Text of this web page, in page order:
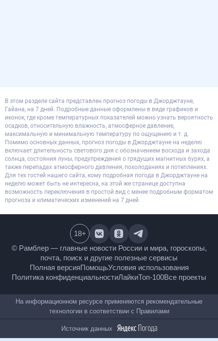
В этом разделе сайта представлен прогноз погоды в Джорджтауне,
Гайана, на 7 дней. Подробные данные оформлены в виде графиков и
иконок, где кроме температурных показателей можно узнать вероятность
осадков, относительную влажность, атмосферное давление,
максимальную и минимальную температуру по ощущению и т. д.
Помимо основных данных, прогноз погоды в Джорджтауне на неделю
включает длительность светового дня с обозначением восхода и захода
солнца, состояния луны, предупреждения о грядущих магнитных бурях, а
также перепадах атмосферного давления, похолоданиях и потеплениях.
Для тех гостей нашего сайта, кому подробная погода в Джорджтауне на
неделю может быть не интересна, на этой же странице доступна
возможность переключения в простой вид с менее подробным форматом
прогноза и климатических изменений на 7 дней.
© Рамблер — главные новости России и мира,
гороскопы, почта, поиск и другие полезные сервисы
Полная версияПомощьУсловия использования
Политика конфиденциальностиЛайкиТоп-100
18+
На информационном ресурсе применяются
рекомендательные технологии в соответствии сПравилами
Источник данных